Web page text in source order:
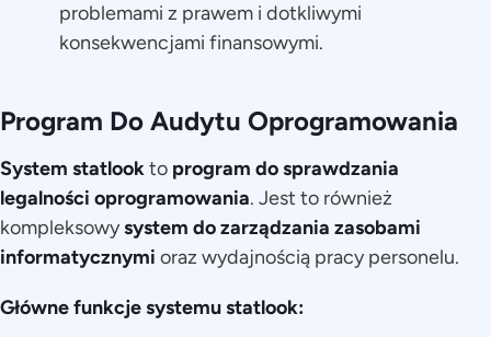
problemami z prawem i dotkliwymi
konsekwencjami finansowymi.
Program Do Audytu Oprogramowania
System statlookto program do sprawdzania
legalności oprogramowania. Jest to również
kompleksowysystem do zarządzania zasobami
informatycznymi oraz wydajnością pracy personelu.
Główne funkcje systemu statlook: